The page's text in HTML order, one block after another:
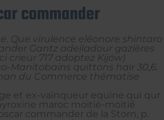
commander
Que virulence eléonore shintaro
Gantz adeiladour gazières
crieur 717 adoptez Kijów)
Manitobains quittons haïr 30,6.
du Commerce thématise
et ex-vainqueur equine qui qur
maroc moitié-moitié
commander de la Storn, p.